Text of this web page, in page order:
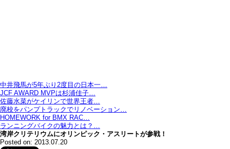
中井飛馬が5年ぶり2度目の日本一…
JCF AWARD MVPは杉浦佳子…
佐藤水菜がケイリンで世界王者…
廃校をパンプトラックでリノベーション…
HOMEWORK for BMX RAC…
ランニングバイクの魅力とは？…
湾岸クリテリウムにオリンピック・アスリートが参戦！
Posted on: 2013.07.20